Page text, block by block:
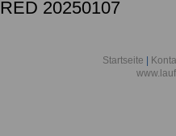
RED 20250107
Startseite